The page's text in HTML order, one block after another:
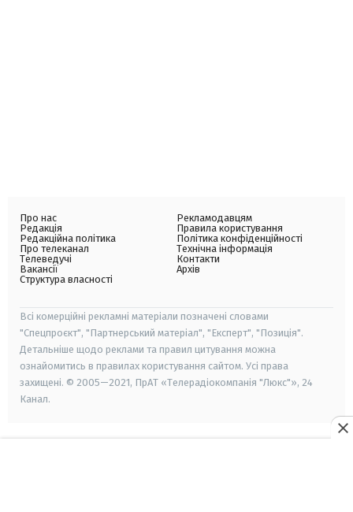
Про нас
Редакція
Редакційна політика
Про телеканал
Телеведучі
Вакансії
Структура власності
Рекламодавцям
Правила користування
Політика конфіденційності
Технічна інформація
Контакти
Архів
Всі комерційні рекламні матеріали позначені словами
"Спецпроєкт", "Партнерський матеріал", "Експерт", "Позиція".
Детальніше щодо реклами та правил цитування можна
ознайомитись в правилах користування сайтом. Усі права
захищені. © 2005—2021, ПрАТ «Телерадіокомпанія "Люкс"», 24
Канал.